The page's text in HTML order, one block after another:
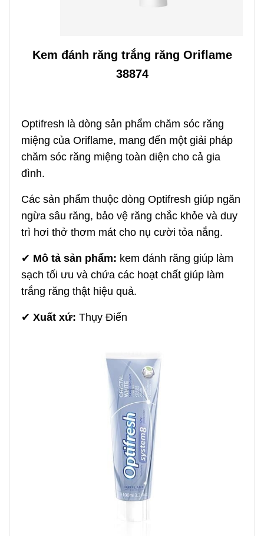
Kem đánh răng trắng răng Oriflame
38874
Optifresh là dòng sản phẩm chăm sóc răng
miệng của Oriflame, mang đến một giải pháp
chăm sóc răng miệng toàn diện cho cả gia
đình.
Các sản phẩm thuộc dòng Optifresh giúp ngăn
ngừa sâu răng, bảo vệ răng chắc khỏe và duy
trì hơi thở thơm mát cho nụ cười tỏa nắng.
✔ Mô tả sản phẩm: kem đánh răng giúp làm
sạch tối ưu và chứa các hoạt chất giúp làm
trắng răng thật hiệu quả.
✔ Xuất xứ: Thụy Điển